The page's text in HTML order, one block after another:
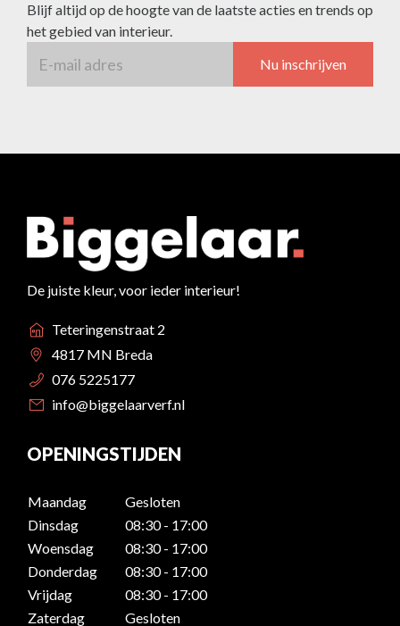
Blijf altijd op de hoogte van de laatste acties en trends op
het gebied van interieur.
Nu inschrijven
De juiste kleur, voor ieder interieur!
Teteringenstraat 2
4817 MN Breda
076 5225177
info@biggelaarverf.nl
OPENINGSTIJDEN
Maandag
Gesloten
Dinsdag
08:30 - 17:00
Woensdag
08:30 - 17:00
Donderdag
08:30 - 17:00
Vrijdag
08:30 - 17:00
Zaterdag
Gesloten